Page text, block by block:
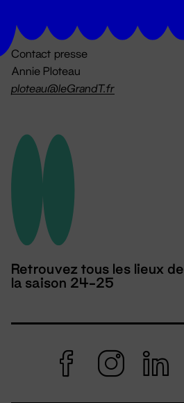
Contact presse
Annie Ploteau
ploteau@leGrandT.fr
Retrouvez tous les lieux de
la saison 24-25